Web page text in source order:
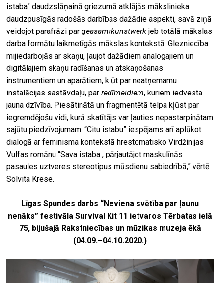
istaba” daudzslāņainā griezumā atklājās mākslinieka
daudzpusīgās radošās darbības dažādie aspekti, savā ziņā
veidojot parafrāzi pargeasamtkunstwerk jeb totālā mākslas
darba formātu laikmetīgās mākslas kontekstā. Glezniecība
mijiedarbojās ar skaņu, ļaujot dažādiem analogajiem un
digitālajiem skaņu radīšanas un atskaņošanas
instrumentiem un aparātiem, kļūt par neatņemamu
instalācijas sastāvdaļu, parredīmeidiem, kuriem iedvesta
jauna dzīvība. Piesātinātā un fragmentētā telpa kļūst par
iegremdējošu vidi, kurā skatītājs var ļauties nepastarpinātam
sajūtu piedzīvojumam. “Citu istabu” iespējams arī aplūkot
dialogā ar feminisma kontekstā hrestomatisko Virdžinijas
Vulfas romānu “Sava istaba , pārjautājot maskulīnās
pasaules uztveres stereotipus mūsdienu sabiedrībā,” vērtē
Solvita Krese.
Līgas Spundes darbs “Neviena svētība par ļaunu
nenāks” festivāla Survival Kit 11 ietvaros Tērbatas ielā
75, bijušajā Rakstniecības un mūzikas muzeja ēkā
(04.09.–04.10.2020.)